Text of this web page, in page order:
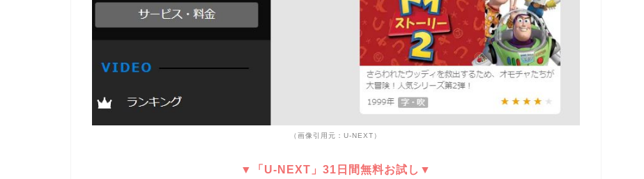
（画像引用元：U-NEXT）
▼「U-NEXT」31日間無料お試し▼